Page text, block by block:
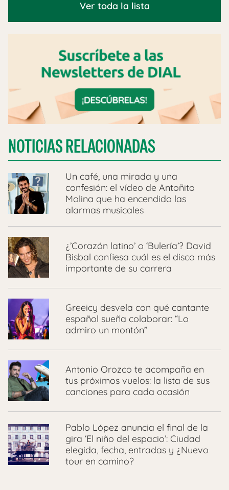
Ver toda la lista
NOTICIAS RELACIONADAS
Un café, una mirada y una
confesión: el vídeo de Antoñito
Molina que ha encendido las
alarmas musicales
¿’Corazón latino’ o ‘Bulería’? David
Bisbal confiesa cuál es el disco más
importante de su carrera
Greeicy desvela con qué cantante
español sueña colaborar: “Lo
admiro un montón”
Antonio Orozco te acompaña en
tus próximos vuelos: la lista de sus
canciones para cada ocasión
Pablo López anuncia el final de la
gira ‘El niño del espacio’: Ciudad
elegida, fecha, entradas y ¿Nuevo
tour en camino?